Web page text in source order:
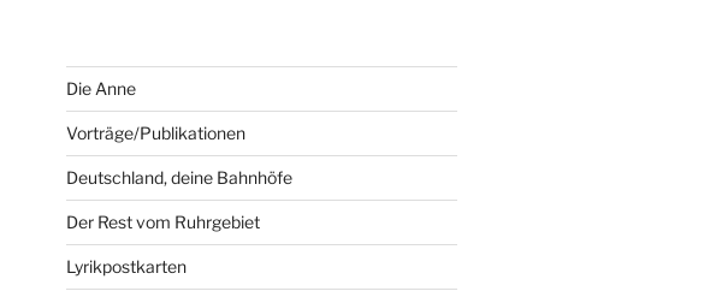
Die Anne
Vorträge/Publikationen
Deutschland, deine Bahnhöfe
Der Rest vom Ruhrgebiet
Lyrikpostkarten